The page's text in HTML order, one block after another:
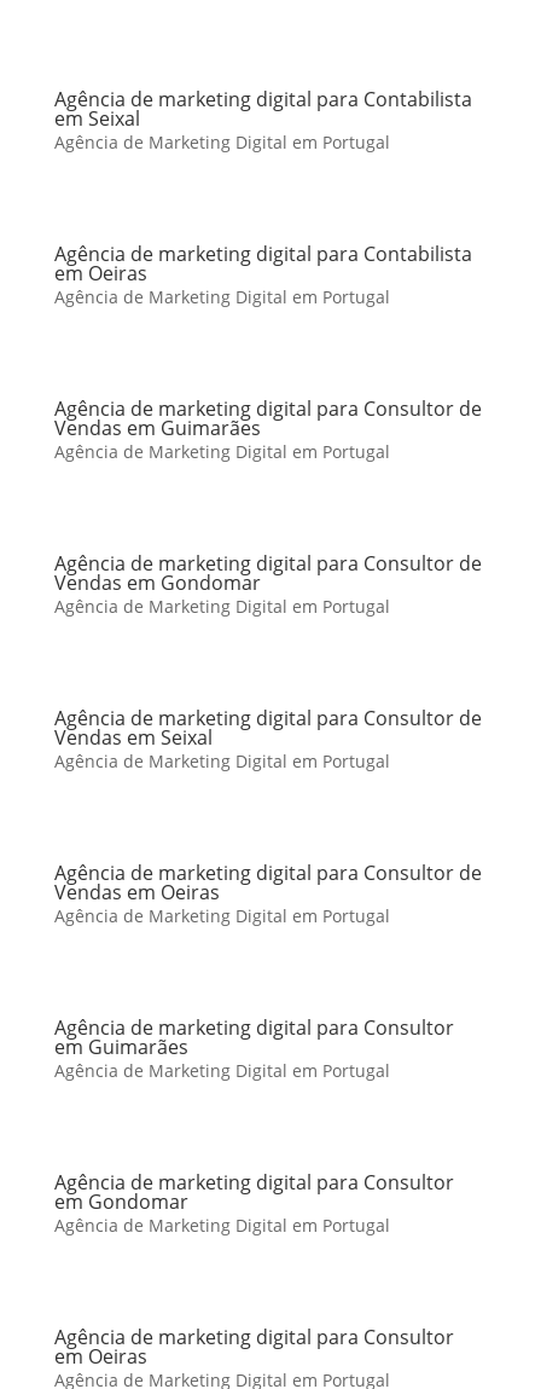
Agência de marketing digital para Contabilista
em Seixal
Agência de Marketing Digital em Portugal
Agência de marketing digital para Contabilista
em Oeiras
Agência de Marketing Digital em Portugal
Agência de marketing digital para Consultor de
Vendas em Guimarães
Agência de Marketing Digital em Portugal
Agência de marketing digital para Consultor de
Vendas em Gondomar
Agência de Marketing Digital em Portugal
Agência de marketing digital para Consultor de
Vendas em Seixal
Agência de Marketing Digital em Portugal
Agência de marketing digital para Consultor de
Vendas em Oeiras
Agência de Marketing Digital em Portugal
Agência de marketing digital para Consultor
em Guimarães
Agência de Marketing Digital em Portugal
Agência de marketing digital para Consultor
em Gondomar
Agência de Marketing Digital em Portugal
Agência de marketing digital para Consultor
em Oeiras
Agência de Marketing Digital em Portugal